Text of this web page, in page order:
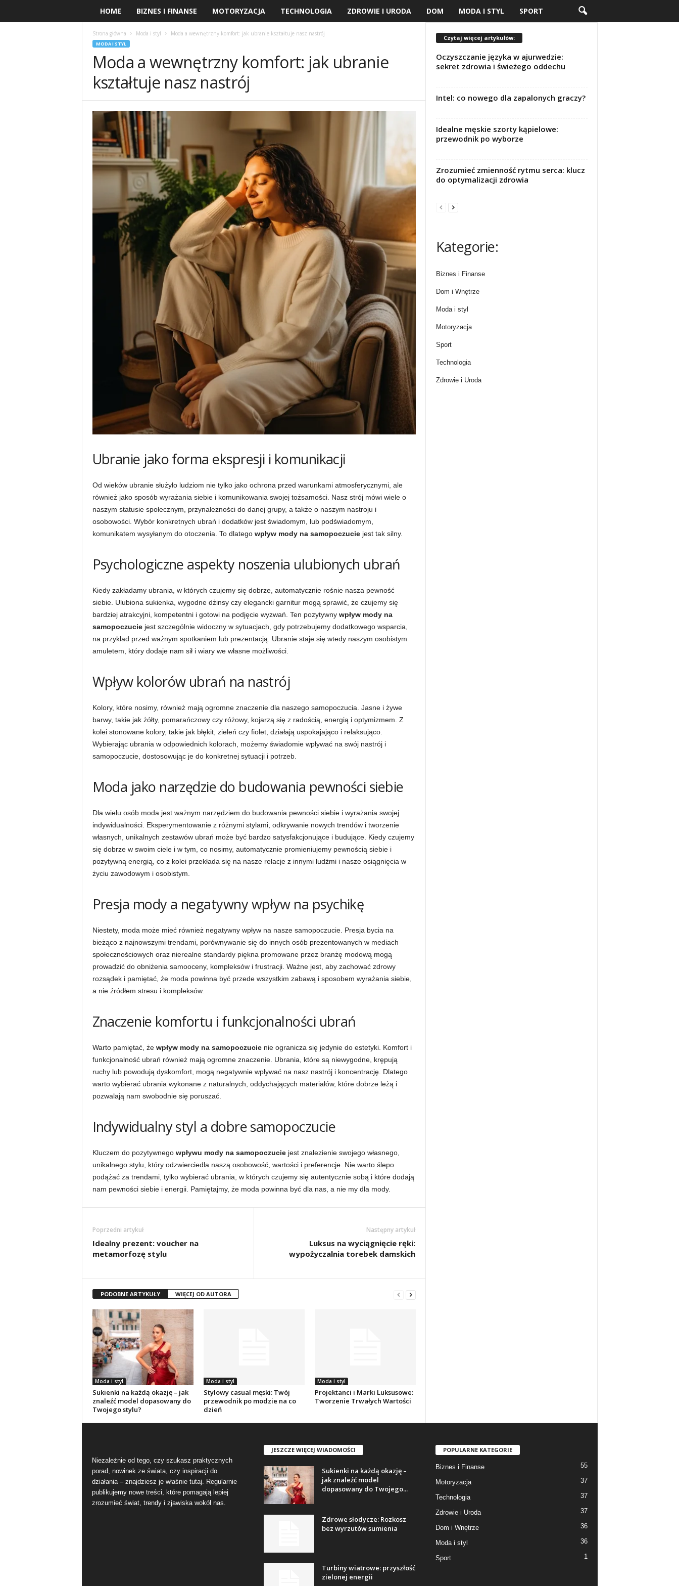
HOME BIZNES I FINANSE MOTORYZACJA TECHNOLOGIA ZDROWIE I URODA DOM MODA I STYL SPORT
Strona główna Moda i styl Moda a wewnętrzny komfort: jak ubranie kształtuje nasz nastrój
MODA I STYL
Moda a wewnętrzny komfort: jak ubranie
kształtuje nasz nastrój
Ubranie jako forma ekspresji i komunikacji
Od wieków ubranie służyło ludziom nie tylko jako ochrona przed warunkami atmosferycznymi, ale
również jako sposób wyrażania siebie i komunikowania swojej tożsamości. Nasz strój mówi wiele o
naszym statusie społecznym, przynależności do danej grupy, a także o naszym nastroju i
osobowości. Wybór konkretnych ubrań i dodatków jest świadomym, lub podświadomym,
komunikatem wysyłanym do otoczenia. To dlatego wpływ mody na samopoczuciejest tak silny.
Psychologiczne aspekty noszenia ulubionych ubrań
Kiedy zakładamy ubrania, w których czujemy się dobrze, automatycznie rośnie nasza pewność
siebie. Ulubiona sukienka, wygodne dżinsy czy elegancki garnitur mogą sprawić, że czujemy się
bardziej atrakcyjni, kompetentni i gotowi na podjęcie wyzwań. Ten pozytywny wpływ mody na
samopoczuciejest szczególnie widoczny w sytuacjach, gdy potrzebujemy dodatkowego wsparcia,
na przykład przed ważnym spotkaniem lub prezentacją. Ubranie staje się wtedy naszym osobistym
amuletem, który dodaje nam sił i wiary we własne możliwości.
Wpływ kolorów ubrań na nastrój
Kolory, które nosimy, również mają ogromne znaczenie dla naszego samopoczucia. Jasne i żywe
barwy, takie jak żółty, pomarańczowy czy różowy, kojarzą się z radością, energią i optymizmem. Z
kolei stonowane kolory, takie jak błękit, zieleń czy fiolet, działają uspokajająco i relaksująco.
Wybierając ubrania w odpowiednich kolorach, możemy świadomie wpływać na swój nastrój i
samopoczucie, dostosowując je do konkretnej sytuacji i potrzeb.
Moda jako narzędzie do budowania pewności siebie
Dla wielu osób moda jest ważnym narzędziem do budowania pewności siebie i wyrażania swojej
indywidualności. Eksperymentowanie z różnymi stylami, odkrywanie nowych trendów i tworzenie
własnych, unikalnych zestawów ubrań może być bardzo satysfakcjonujące i budujące. Kiedy czujemy
się dobrze w swoim ciele i w tym, co nosimy, automatycznie promieniujemy pewnością siebie i
pozytywną energią, co z kolei przekłada się na nasze relacje z innymi ludźmi i nasze osiągnięcia w
życiu zawodowym i osobistym.
Presja mody a negatywny wpływ na psychikę
Niestety, moda może mieć również negatywny wpływ na nasze samopoczucie. Presja bycia na
bieżąco z najnowszymi trendami, porównywanie się do innych osób prezentowanych w mediach
społecznościowych oraz nierealne standardy piękna promowane przez branżę modową mogą
prowadzić do obniżenia samooceny, kompleksów i frustracji. Ważne jest, aby zachować zdrowy
rozsądek i pamiętać, że moda powinna być przede wszystkim zabawą i sposobem wyrażania siebie,
a nie źródłem stresu i kompleksów.
Znaczenie komfortu i funkcjonalności ubrań
Warto pamiętać, że wpływ mody na samopoczucienie ogranicza się jedynie do estetyki. Komfort i
funkcjonalność ubrań również mają ogromne znaczenie. Ubrania, które są niewygodne, krępują
ruchy lub powodują dyskomfort, mogą negatywnie wpływać na nasz nastrój i koncentrację. Dlatego
warto wybierać ubrania wykonane z naturalnych, oddychających materiałów, które dobrze leżą i
pozwalają nam swobodnie się poruszać.
Indywidualny styl a dobre samopoczucie
Kluczem do pozytywnego wpływu mody na samopoczuciejest znalezienie swojego własnego,
unikalnego stylu, który odzwierciedla naszą osobowość, wartości i preferencje. Nie warto ślepo
podążać za trendami, tylko wybierać ubrania, w których czujemy się autentycznie sobą i które dodają
nam pewności siebie i energii. Pamiętajmy, że moda powinna być dla nas, a nie my dla mody.
Poprzedni artykuł
Idealny prezent: voucher na
metamorfozę stylu
Następny artykuł
Luksus na wyciągnięcie ręki:
wypożyczalnia torebek damskich
PODOBNE ARTYKUŁY WIĘCEJ OD AUTORA
Moda i styl
Sukienki na każdą okazję – jak
znaleźć model dopasowany do
Twojego stylu?
Moda i styl
Stylowy casual męski: Twój
przewodnik po modzie na co
dzień
Moda i styl
Projektanci i Marki Luksusowe:
Tworzenie Trwałych Wartości
Czytaj więcej artykułów:
Oczyszczanie języka w ajurwedzie:
sekret zdrowia i świeżego oddechu
Intel: co nowego dla zapalonych graczy?
Idealne męskie szorty kąpielowe:
przewodnik po wyborze
Zrozumieć zmienność rytmu serca: klucz
do optymalizacji zdrowia
Kategorie:
Biznes i Finanse
Dom i Wnętrze
Moda i styl
Motoryzacja
Sport
Technologia
Zdrowie i Uroda
Niezależnie od tego, czy szukasz praktycznych
porad, nowinek ze świata, czy inspiracji do
działania – znajdziesz je właśnie tutaj. Regularnie
publikujemy nowe treści, które pomagają lepiej
zrozumieć świat, trendy i zjawiska wokół nas.
JESZCZE WIĘCEJ WIADOMOŚCI
Sukienki na każdą okazję –
jak znaleźć model
dopasowany do Twojego...
Zdrowe słodycze: Rozkosz
bez wyrzutów sumienia
Turbiny wiatrowe: przyszłość
zielonej energii
POPULARNE KATEGORIE
Biznes i Finanse 55
Motoryzacja 37
Technologia 37
Zdrowie i Uroda 37
Dom i Wnętrze 36
Moda i styl 36
Sport 1